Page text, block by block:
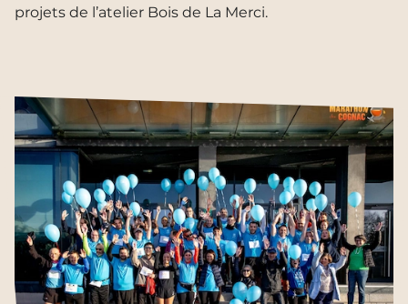
projets de l’atelier Bois de La Merci.